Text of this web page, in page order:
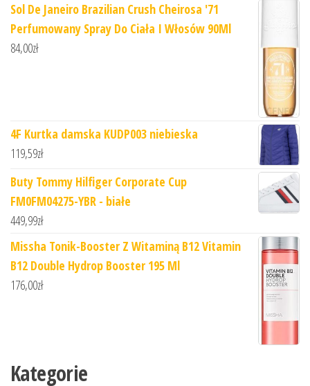
Sol De Janeiro Brazilian Crush Cheirosa '71
Perfumowany Spray Do Ciała I Włosów 90Ml
84,00zł
4F Kurtka damska KUDP003 niebieska
119,59zł
Buty Tommy Hilfiger Corporate Cup
FM0FM04275-YBR - białe
449,99zł
Missha Tonik-Booster Z Witaminą B12 Vitamin
B12 Double Hydrop Booster 195 Ml
176,00zł
Kategorie